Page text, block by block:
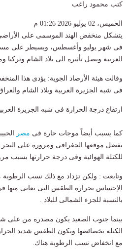
كتب محمود راغب
الخميس، 02 يوليو 2026 01:26 م
يتشكل منخفض الهند الموسمى على الأراضى
فى شهر يوليو وأغسطس، ويسيطر على
العربية ويصل تأثيره الى بلاد الشام وتركيا
وقالت هيئة الأرصاد الجوية: يؤدى هذا
فى شبه الجزيرة العربية وبلاد الشام
ارتفاع درجة الحرارة فى شبه الجزيرة
كما يسبب أيضاً موجات حارة فى مصر
بفضل موقعها الجغرافى ومروره على
للكتلة الهوائية وفى درجة حرارتها بسبب
وتابعت : ولكن تزداد مع ذلك نسب الرطوبة
الإحساس بحرارة الطقس التى نعانى
بالنسبة للجزء الشمالى للبلاد .
بينما جنوب الصعيد يكون مصدره من على
الكتلة بخصائصها ويكون الطقس شديد
مع انخفاض نسب الرطوبة هناك.